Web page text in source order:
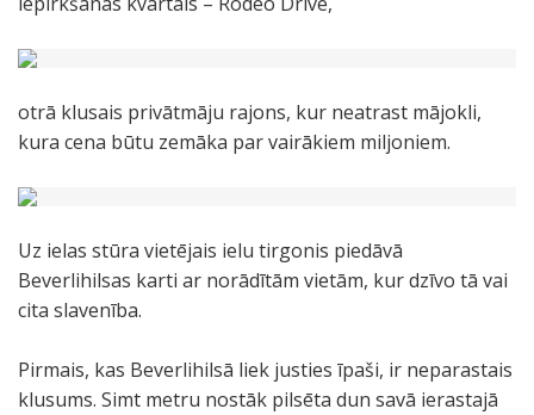
otrā klusais privātmāju rajons, kur neatrast mājokli,
kura cena būtu zemāka par vairākiem miljoniem.
Uz ielas stūra vietējais ielu tirgonis piedāvā
Beverlihilsas karti ar norādītām vietām, kur dzīvo tā vai
cita slavenība.
Pirmais, kas Beverlihilsā liek justies īpaši, ir neparastais
klusums. Simt metru nostāk pilsēta dun savā ierastajā